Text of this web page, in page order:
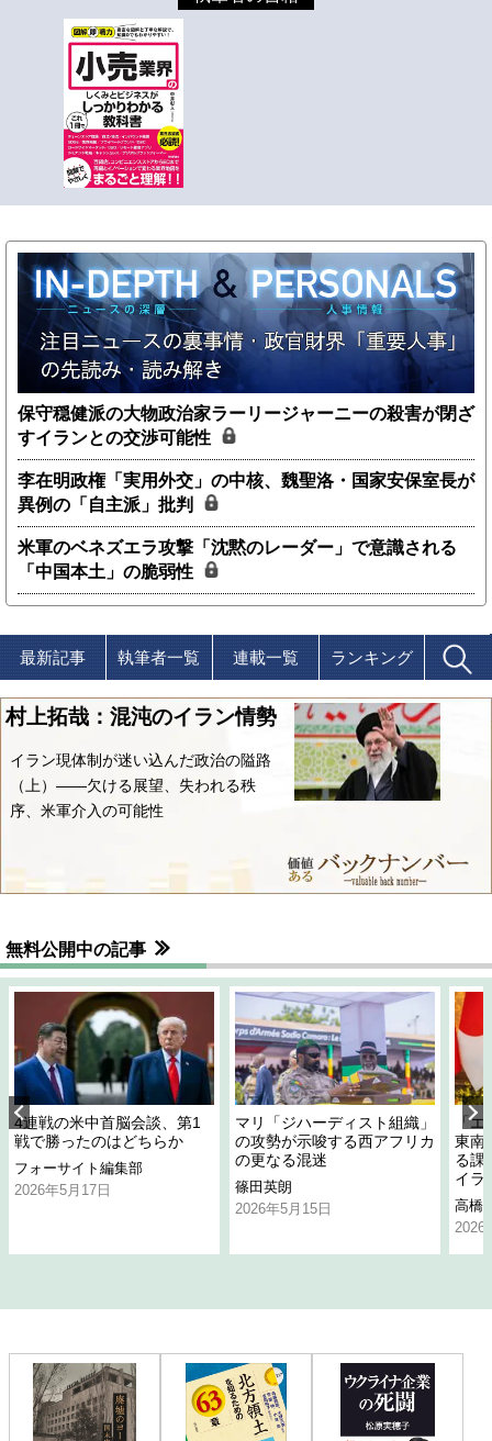
保守穏健派の大物政治家ラーリージャーニーの殺害が閉ざ
すイランとの交渉可能性
李在明政権「実用外交」の中核、魏聖洛・国家安保室長が
異例の「自主派」批判
米軍のベネズエラ攻撃「沈黙のレーダー」で意識される
「中国本土」の脆弱性
最新記事 執筆者一覧 連載一覧 ランキング
村上拓哉：混沌のイラン情勢
イラン現体制が迷い込んだ政治の隘路
（上）――欠ける展望、失われる秩
序、米軍介入の可能性
無料公開中の記事
4連戦の米中首脳会談、第1
戦で勝ったのはどちらか
フォーサイト編集部
2026年5月17日
マリ「ジハーディスト組織」
の攻勢が示唆する西アフリカ
の更なる混迷
篠田英朗
2026年5月15日
「
東南
る課
イラ
高橋
2026